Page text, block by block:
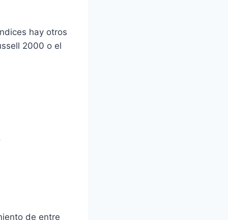
hay otros
2000 o el
de entre